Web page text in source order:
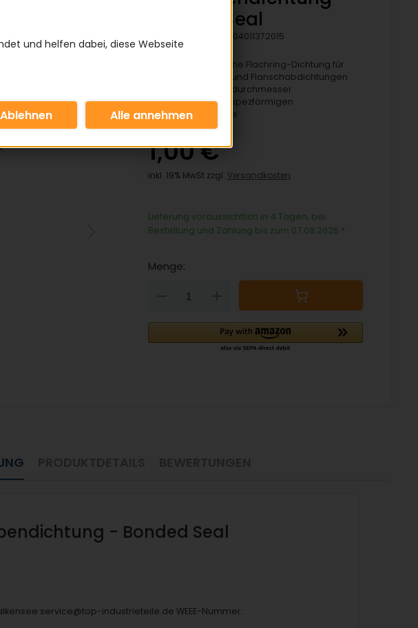
Bonded Seal
D04011372015
Statische metallische Flachring-Dichtung für
Verschraubungen und Flanschabdichtungen
mit einer am Innendurchmesser
anvulkanisierten trapezförmigen
Elastomerdichtlippe
1,00 €
inkl. 19% MwSt zzgl. Versandkosten
Lieferung voraussichtlich in 4 Tagen, bei
Bestellung und Zahlung bis zum 07.08.2026 *
Menge:
Down
- Bonded Seal
Falkensee service@top-industrieteile.de WEEE-Nummer:
und helfen dabei, diese Webseite